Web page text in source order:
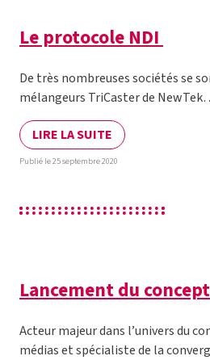
Le protocole NDI
De très nombreuses sociétés se
mélangeurs TriCaster de
LIRE LA SUITE
Publié le 25 septembre 2020
Lancement du
Acteur majeur dans l’univers du
médias et spécialiste de la